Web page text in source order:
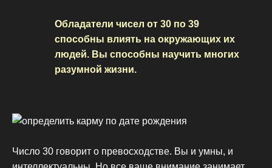
Обладатели чисел от 30 по 39
способны влиять на окружающих их
людей. Вы способны научить многих
разумной жизни.
Число 30 говорит о превосходстве. Вы и умны, и